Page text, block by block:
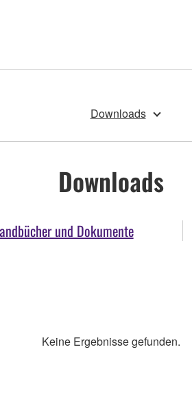
Downloads
Downloads
und Dokumente
Keine Ergebnisse gefunden.